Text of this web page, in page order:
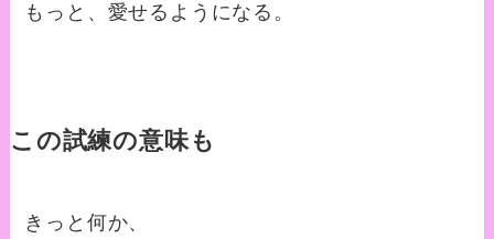
もっと、愛せるようになる。
この試練の意味も
きっと何か、